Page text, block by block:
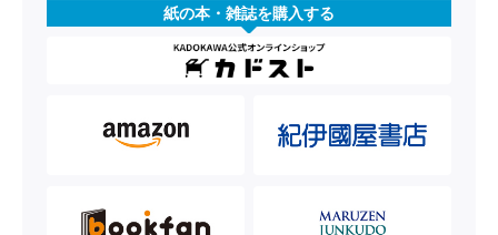
紙の本・雑誌を購入する